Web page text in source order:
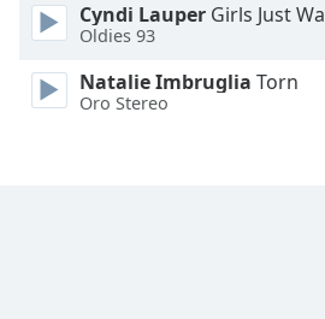
Cyndi Lauper Girls Just
Oldies 93
Natalie Imbruglia Torn
Oro Stereo